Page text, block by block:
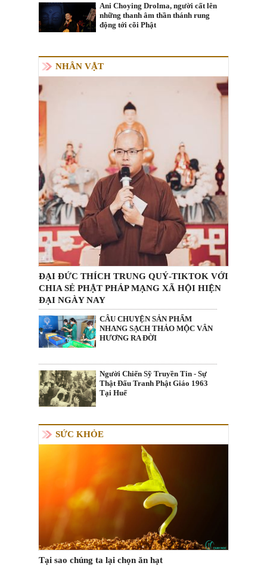
Ani Choying Drolma, người cất lên
những thanh âm thần thánh rung
động tới cõi Phật
NHÂN VẬT
ĐẠI ĐỨC THÍCH TRUNG QUÝ-TIKTOK VỚI
CHIA SẺ PHẬT PHÁP MẠNG XÃ HỘI HIỆN
ĐẠI NGÀY NAY
CÂU CHUYỆN SẢN PHẨM
NHANG SẠCH THẢO MỘC VÂN
HƯƠNG RA ĐỜI
Người Chiến Sỹ Truyền Tin - Sự
Thật Đấu Tranh Phật Giáo 1963
Tại Huế
SỨC KHỎE
Tại sao chúng ta lại chọn ăn hạt